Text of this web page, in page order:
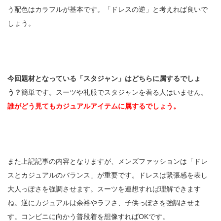
う配色はカラフルが基本です。「ドレスの逆」と考えれば良いで
しょう。
今回題材となっている「スタジャン」はどちらに属するでしょ
う？簡単です。スーツや礼服でスタジャンを着る人はいません。
誰がどう見てもカジュアルアイテムに属するでしょう。
また上記記事の内容となりますが、メンズファッションは「ドレ
スとカジュアルのバランス」が重要です。ドレスは緊張感を表し
大人っぽさを強調させます。スーツを連想すれば理解できます
ね。逆にカジュアルは余裕やラフさ、子供っぽさを強調させま
す。コンビニに向かう普段着を想像すればOKです。